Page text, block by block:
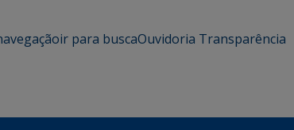
ir para buscaOuvidoria Transparência